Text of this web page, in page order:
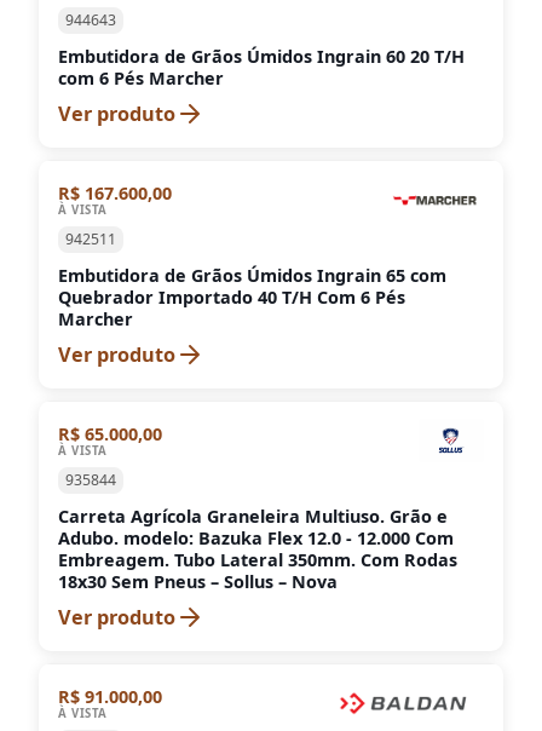
944643
Embutidora de Grãos Úmidos Ingrain 60 20 T/H
com 6 Pés Marcher
Ver produto
R$ 167.600,00
À VISTA
942511
Embutidora de Grãos Úmidos Ingrain 65 com
Quebrador Importado 40 T/H Com 6 Pés
Marcher
Ver produto
R$ 65.000,00
À VISTA
935844
Carreta Agrícola Graneleira Multiuso. Grão e
Adubo. modelo: Bazuka Flex 12.0 - 12.000 Com
Embreagem. Tubo Lateral 350mm. Com Rodas
18x30 Sem Pneus – Sollus – Nova
Ver produto
R$ 91.000,00
À VISTA